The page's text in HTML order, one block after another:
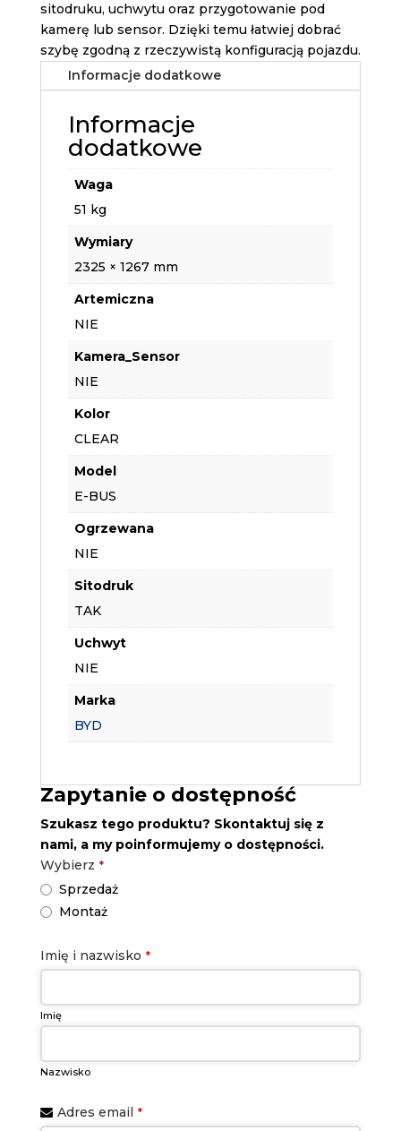
sitodruku, uchwytu oraz przygotowanie pod
kamerę lub sensor. Dzięki temu łatwiej dobrać
szybę zgodną z rzeczywistą konfiguracją pojazdu.
Informacje dodatkowe
Informacje
dodatkowe
Waga
51 kg
Wymiary
2325 × 1267 mm
Artemiczna
NIE
Kamera_Sensor
NIE
Kolor
CLEAR
Model
E-BUS
Ogrzewana
NIE
Sitodruk
TAK
Uchwyt
NIE
Marka
BYD
Zapytanie o dostępność
Szukasz tego produktu? Skontaktuj się z
nami, a my poinformujemy o dostępności.
Wybierz *
Sprzedaż
Montaż
Imię i nazwisko *
Imię
Nazwisko
Adres email *